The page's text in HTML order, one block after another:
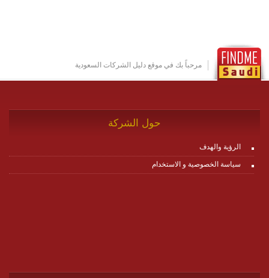
http://www.plutosms.com/zagel
مرحباً بك في موقع دليل الشركات السعودية
حول الشركة
الرؤية والهدف
سياسة الخصوصية و الاستخدام